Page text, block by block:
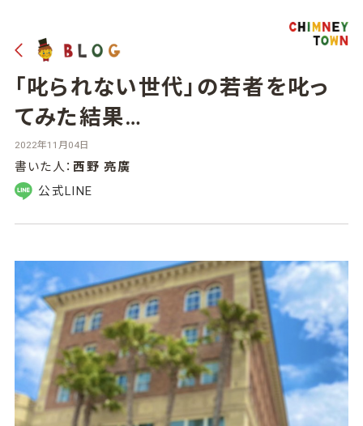
「叱られない世代」の若者を叱っ
てみた結果…
2022年11月04日
書いた人： 西野 亮廣
公式LINE